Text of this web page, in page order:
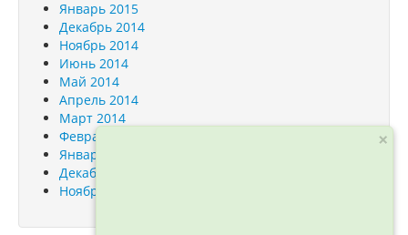
Январь 2015
Декабрь 2014
Ноябрь 2014
Июнь 2014
Май 2014
Апрель 2014
Март 2014
Февраль 2014
Январь 2014
Декабрь 2013
Ноябрь 2013
×